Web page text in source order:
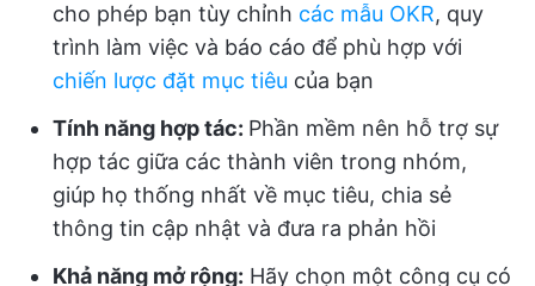
cho phép bạn tùy chỉnh các mẫu OKR, quy
trình làm việc và báo cáo để phù hợp với
chiến lược đặt mục tiêu của bạn
Tính năng hợp tác: Phần mềm nên hỗ trợ sự
hợp tác giữa các thành viên trong nhóm,
giúp họ thống nhất về mục tiêu, chia sẻ
thông tin cập nhật và đưa ra phản hồi
Khả năng mở rộng: Hãy chọn một công cụ có